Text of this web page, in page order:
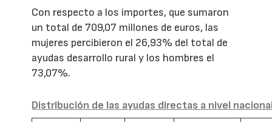
Con respecto a los importes, que sumaron
un total de 709,07 millones de euros, las
mujeres percibieron el 26,93% del total de
ayudas desarrollo rural y los hombres el
73,07%.
Distribución de las ayudas directas a nivel